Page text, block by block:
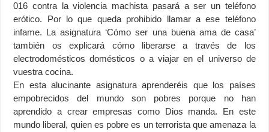
016 contra la violencia machista pasará a ser un teléfono
erótico. Por lo que queda prohibido llamar a ese teléfono
infame. La asignatura ‘Cómo ser una buena ama de casa’
también os explicará cómo liberarse a través de los
electrodomésticos domésticos o a viajar en el universo de
vuestra cocina.
En esta alucinante asignatura aprenderéis que los países
empobrecidos del mundo son pobres porque no han
aprendido a crear empresas como Dios manda. En este
mundo liberal, quien es pobre es un terrorista que amenaza la